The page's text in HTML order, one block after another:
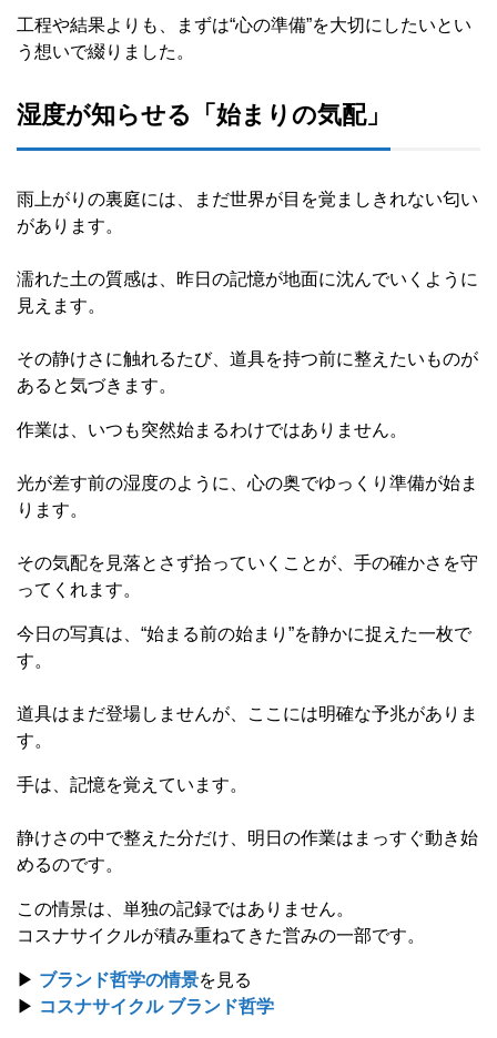
工程や結果よりも、まずは“心の準備”を大切にしたいとい
う想いで綴りました。
湿度が知らせる「始まりの気配」
雨上がりの裏庭には、まだ世界が目を覚ましきれない匂い
があります。
濡れた土の質感は、昨日の記憶が地面に沈んでいくように
見えます。
その静けさに触れるたび、道具を持つ前に整えたいものが
あると気づきます。
作業は、いつも突然始まるわけではありません。
光が差す前の湿度のように、心の奥でゆっくり準備が始ま
ります。
その気配を見落とさず拾っていくことが、手の確かさを守
ってくれます。
今日の写真は、“始まる前の始まり”を静かに捉えた一枚で
す。
道具はまだ登場しませんが、ここには明確な予兆がありま
す。
手は、記憶を覚えています。
静けさの中で整えた分だけ、明日の作業はまっすぐ動き始
めるのです。
この情景は、単独の記録ではありません。
コスナサイクルが積み重ねてきた営みの一部です。
▶ ブランド哲学の情景を見る
▶ コスナサイクル ブランド哲学